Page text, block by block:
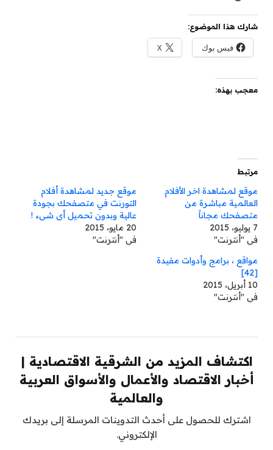
شارك هذا الموضوع:
فيس بوك X
معجب بهذه:
مرتبط
موقع لمشاهدة اخر الأفلام
العالمية مباشرة من
متصفحك مجاناً
7 يوليو، 2015
في "أنترنت"
موقع جديد لمشاهدة أفلام
التورنت في متصفحك بجودة
عالية وبدون تحميل أي شيء !
20 مايو، 2015
في "أنترنت"
مواقع ، برامج وأدوات مفيدة
[42]
10 أبريل، 2015
في "أنترنت"
اكتشاف المزيد من الشرقية الاقتصادية |
أخبار الاقتصاد والأعمال والأسواق العربية
والعالمية
اشترك للحصول على أحدث التدوينات المرسلة إلى بريدك
الإلكتروني.